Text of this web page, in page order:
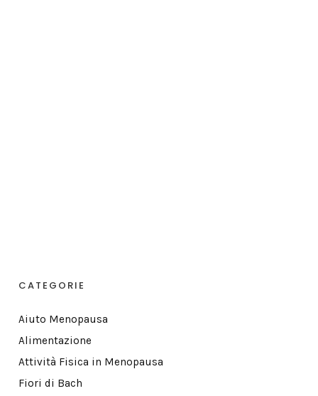
CATEGORIE
Aiuto Menopausa
Alimentazione
Attività Fisica in Menopausa
Fiori di Bach